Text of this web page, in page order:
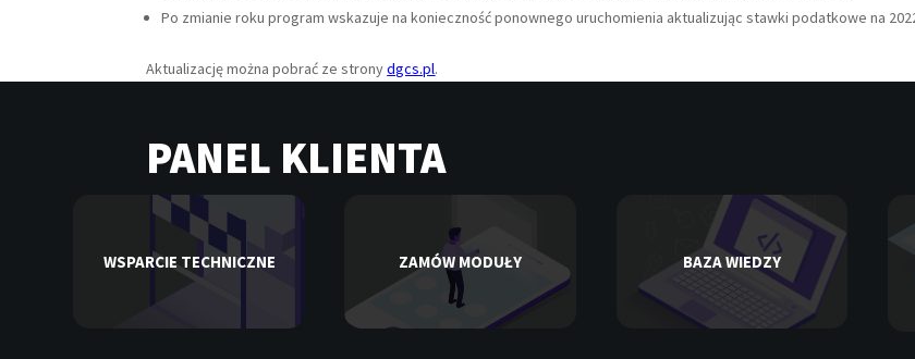
Po zmianie roku program wskazuje na konieczność ponownego uruchomienia aktualizując stawki podatkowe na
Aktualizację można pobrać ze stronydgcs.pl.
PANEL KLIENTA
WSPARCIE TECHNICZNE ZAMÓW MODUŁY BAZA WIEDZY